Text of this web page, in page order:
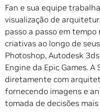
Fan e sua equipe
visualização de
passo a passo em tempo
criativas ao longo de
Photoshop, Autodesk
Engine da Epic Games.
diretamente com
fornecendo imagens e
tomada de decisões